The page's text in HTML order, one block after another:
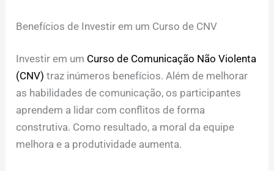
Benefícios de Investir em um Curso de CNV
Investir em um Curso de Comunicação Não Violenta
(CNV) traz inúmeros benefícios. Além de melhorar
as habilidades de comunicação, os participantes
aprendem a lidar com conflitos de forma
construtiva. Como resultado, a moral da equipe
melhora e a produtividade aumenta.